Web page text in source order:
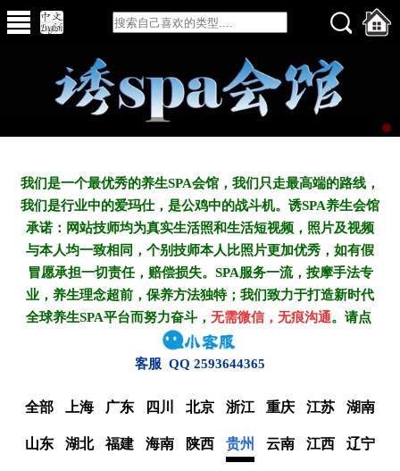
我们是一个最优秀的养生SPA会馆，我们只走最高端的路线，
我们是行业中的爱玛仕，是公鸡中的战斗机。诱SPA养生会馆
承诺：网站技师均为真实生活照和生活短视频，照片及视频
与本人均一致相同，个别技师本人比照片更加优秀，如有假
冒愿承担一切责任，赔偿损失。SPA服务一流，按摩手法专
业，养生理念超前，保养方法独特；我们致力于打造新时代
全球养生SPA平台而努力奋斗， 无需微信，无痕沟通。请点
客服 QQ 2593644365
全部 上海 广东 四川 北京 浙江 重庆 江苏 湖南
山东 湖北 福建 海南 陕西 贵州 云南 江西 辽宁